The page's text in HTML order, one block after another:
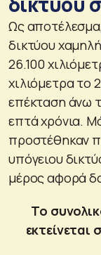
Ως
δικτύου
26.100
χιλιόμετρα το
επέκταση άνω
επτά χρόνια.
προστέθηκαν
υπόγειου
μέρος αφορά
Το
εκτείνεται